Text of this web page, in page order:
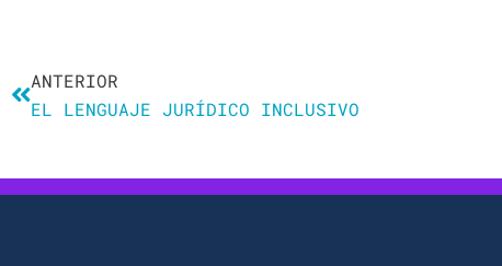
ANTERIOR
EL LENGUAJE JURÍDICO INCLUSIVO